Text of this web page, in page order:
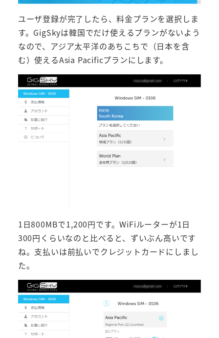
ユーザ登録が完了したら、料金プランを選択しま
す。GigSkyは韓国でだけ使えるプランがないよう
なので、アジア太平洋のあちこちで（日本を含
む）使えるAsia Pacificプランにします。
1日800MBで1,200円です。WiFiルーターが1日
300円くらいなのと比べると、ずいぶん高いです
ね。支払いは前払いでクレジットカードにしまし
た。